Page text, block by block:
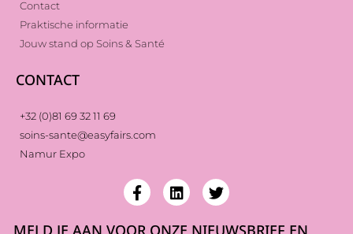
Contact
Praktische informatie
Jouw stand op Soins & Santé
CONTACT
+32 (0)81 69 32 11 69
soins-sante@easyfairs.com
Namur Expo